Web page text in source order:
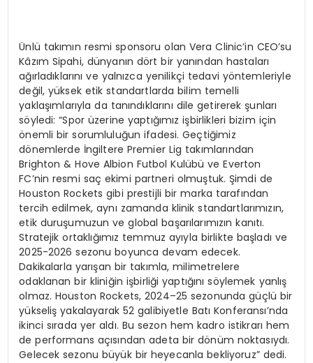
Ünlü takımın resmi sponsoru olan Vera Clinic’in CEO’su
Kâzım Sipahi, dünyanın dört bir yanından hastaları
ağırladıklarını ve yalnızca yenilikçi tedavi yöntemleriyle
değil, yüksek etik standartlarda bilim temelli
yaklaşımlarıyla da tanındıklarını dile getirerek şunları
söyledi: “Spor üzerine yaptığımız işbirlikleri bizim için
önemli bir sorumluluğun ifadesi. Geçtiğimiz
dönemlerde İngiltere Premier Lig takımlarından
Brighton & Hove Albion Futbol Kulübü ve Everton
FC’nin resmi saç ekimi partneri olmuştuk. Şimdi de
Houston Rockets gibi prestijli bir marka tarafından
tercih edilmek, aynı zamanda klinik standartlarımızın,
etik duruşumuzun ve global başarılarımızın kanıtı.
Stratejik ortaklığımız temmuz ayıyla birlikte başladı ve
2025-2026 sezonu boyunca devam edecek.
Dakikalarla yarışan bir takımla, milimetrelere
odaklanan bir kliniğin işbirliği yaptığını söylemek yanlış
olmaz. Houston Rockets, 2024–25 sezonunda güçlü bir
yükseliş yakalayarak 52 galibiyetle Batı Konferansı’nda
ikinci sırada yer aldı. Bu sezon hem kadro istikrarı hem
de performans açısından adeta bir dönüm noktasıydı.
Gelecek sezonu büyük bir heyecanla bekliyoruz” dedi.